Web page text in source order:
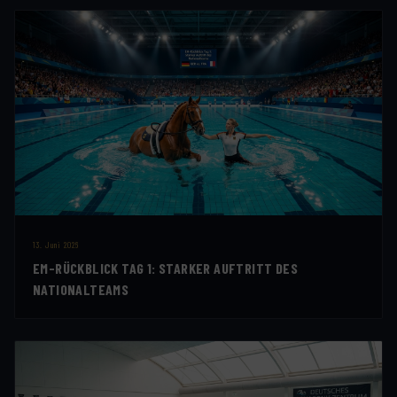
13. Juni 2026
EM-RÜCKBLICK TAG 1: STARKER AUFTRITT DES
NATIONALTEAMS